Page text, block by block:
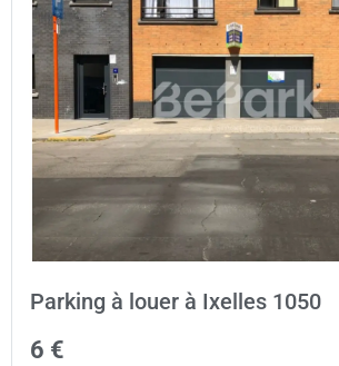
Parking à louer à Ixelles 1050
6 €